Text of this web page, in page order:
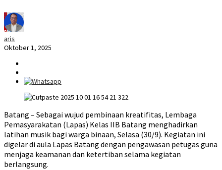
aris
Oktober 1, 2025
Batang – Sebagai wujud pembinaan kreatifitas, Lembaga
Pemasyarakatan (Lapas) Kelas IIB Batang menghadirkan
latihan musik bagi warga binaan, Selasa (30/9). Kegiatan ini
digelar di aula Lapas Batang dengan pengawasan petugas guna
menjaga keamanan dan ketertiban selama kegiatan
berlangsung.